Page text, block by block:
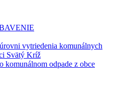
vytriedenia komunálnych
Svätý Kríž
komunálnom odpade z obce